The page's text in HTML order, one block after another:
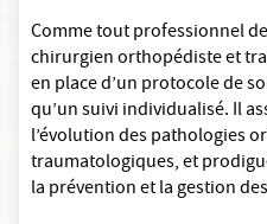
Comme tout professionnel
chirurgien orthopédiste et
en place d’un protocole de
qu’un suivi individualisé. Il
l’évolution des pathologies
traumatologiques, et
la prévention et la gestion